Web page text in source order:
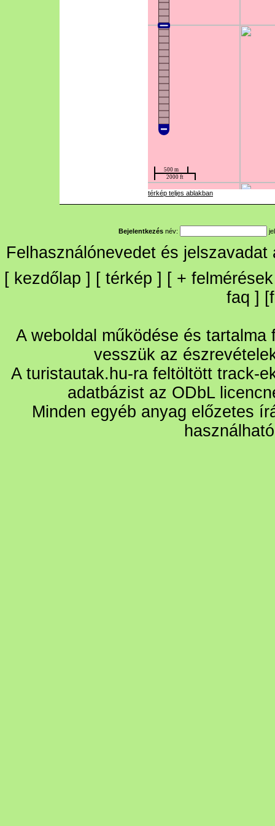
térkép teljes ablakban
Bejelentkezés név:
Felhasználónevedet és
[ kezdőlap ] [ térkép ] [ + felmérések
faq ] [
A weboldal működése és
vesszük az
A turistautak.hu-ra feltöltött track-
adatbázist az ODbL
Minden egyéb anyag előzetes